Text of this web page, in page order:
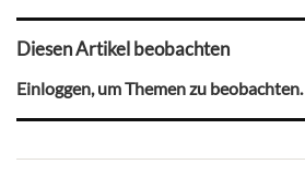
Diesen Artikel beobachten
Einloggen, um Themen zu beobachten.